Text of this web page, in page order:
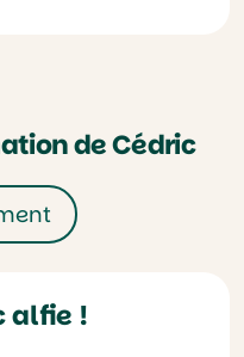
de Cédric
alfie !